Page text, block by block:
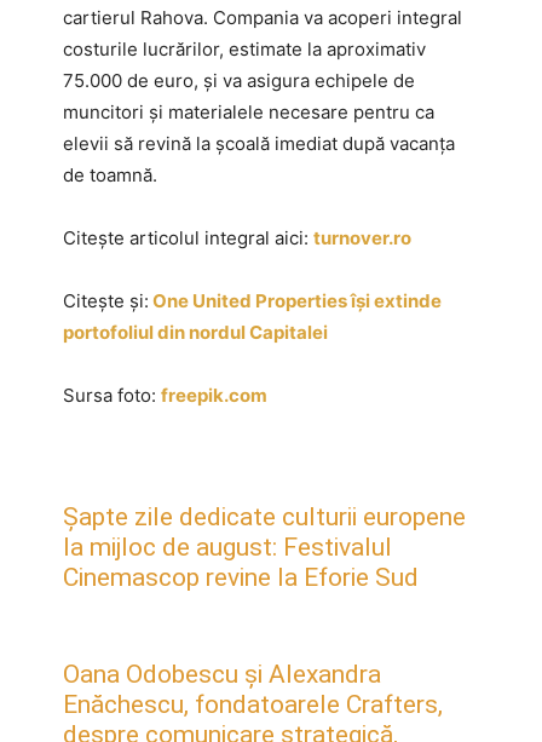
cartierul Rahova. Compania va acoperi integral
costurile lucrărilor, estimate la aproximativ
75.000 de euro, și va asigura echipele de
muncitori și materialele necesare pentru ca
elevii să revină la școală imediat după vacanța
de toamnă.
Citește articolul integral aici: turnover.ro
Citește și: One United Properties își extinde
portofoliul din nordul Capitalei
Sursa foto: freepik.com
Șapte zile dedicate culturii europene
la mijloc de august: Festivalul
Cinemascop revine la Eforie Sud
Oana Odobescu și Alexandra
Enăchescu, fondatoarele Crafters,
despre comunicare strategică,